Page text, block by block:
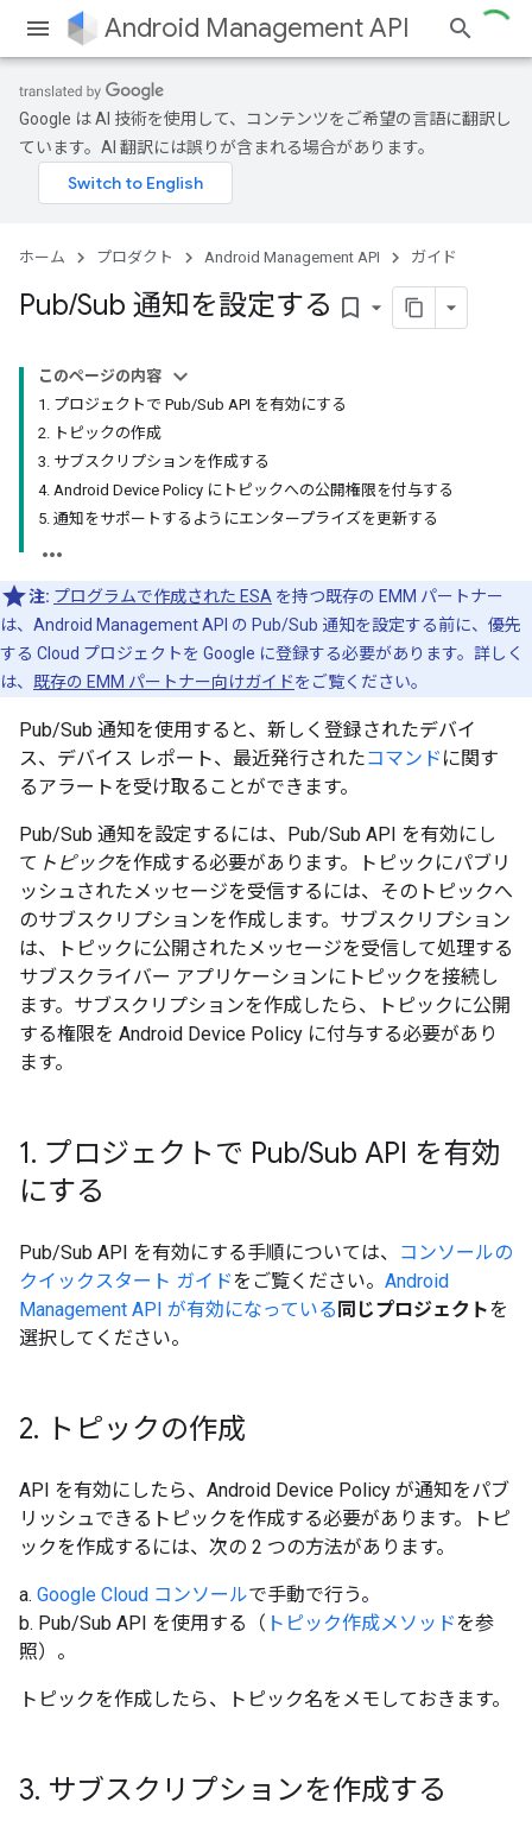
Android Management API
Google は AI 技術を使用して、コンテンツをご希望の言語に翻訳し
ています。AI 翻訳には誤りが含まれる場合があります。
ホーム プロダクト Android Management API ガイド
Pub/Sub 通知を設定する bookmark_border
このページの内容
1. プロジェクトで Pub/Sub API を有効にする
2. トピックの作成
3. サブスクリプションを作成する
4. Android Device Policy にトピックへの公開権限を付与する
5. 通知をサポートするようにエンタープライズを更新する
注: プログラムで作成された ESA を持つ既存の EMM パートナー
は、Android Management API の Pub/Sub 通知を設定する前に、優先
する Cloud プロジェクトを Google に登録する必要があります。詳しく
は、 既存の EMM パートナー向けガイドをご覧ください。
Pub/Sub 通知を使用すると、新しく登録されたデバイ
ス、デバイス レポート、最近発行されたコマンド に関す
るアラートを受け取ることができます。
Pub/Sub 通知を設定するには、Pub/Sub API を有効にし
て トピックを作成する必要があります。トピックにパブリ
ッシュされたメッセージを受信するには、そのトピックへ
のサブスクリプションを作成します。サブスクリプション
は、トピックに公開されたメッセージを受信して処理する
サブスクライバー アプリケーションにトピックを接続し
ます。サブスクリプションを作成したら、トピックに公開
する権限を Android Device Policy に付与する必要があり
ます。
1. プロジェクトで Pub/Sub API を有効
にする
Pub/Sub API を有効にする手順については、
コンソールの
クイックスタート ガイドをご覧ください。 Android
Management API が有効になっている同じプロジェクトを
選択してください。
2. トピックの作成
API を有効にしたら、Android Device Policy が通知をパブ
リッシュできるトピックを作成する必要があります。トピ
ックを作成するには、次の 2 つの方法があります。
a. Google Cloud コンソールで手動で行う。
b. Pub/Sub API を使用する（ トピック作成メソッドを参
照）。
トピックを作成したら、トピック名をメモしておきます。
3. サブスクリプションを作成する